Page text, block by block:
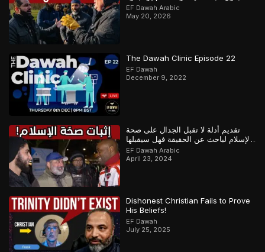
EF Dawah Arabic
May 20, 2026
The Dawah Clinic Episode 22
EF Dawah
December 9, 2022
تقديم أدلة لا تقبل الجدال على صحة
الإسلام لباحث عن الحقيقة فهل سيقبلها
أم سيماطل؟
EF Dawah Arabic
April 23, 2024
Dishonest Christian Fails to Prove
His Beliefs!
EF Dawah
July 25, 2025